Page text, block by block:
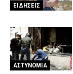
ΕΙΔΗΣΕΙΣ
ΑΣΤΥΝΟΜΙΑ